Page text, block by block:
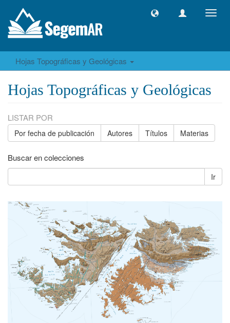
Hojas Topográficas y Geológicas
Hojas Topográficas y Geológicas
LISTAR POR
Por fecha de publicación Autores Títulos Materias
Buscar en colecciones
Ir